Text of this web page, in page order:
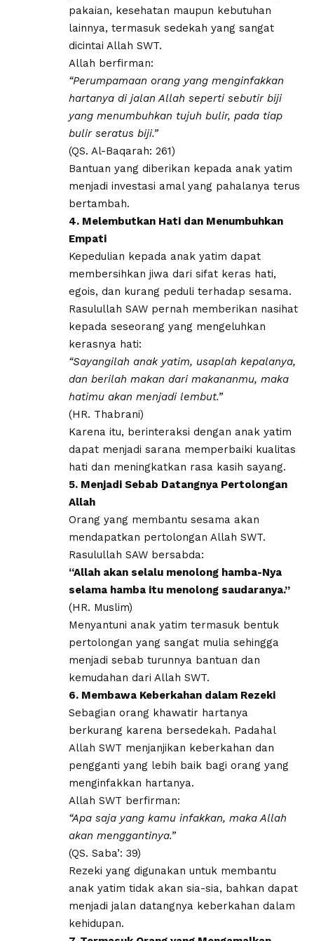
pakaian, kesehatan maupun kebutuhan
lainnya, termasuk sedekah yang sangat
dicintai Allah SWT.
Allah berfirman:
“Perumpamaan orang yang menginfakkan
hartanya di jalan Allah seperti sebutir biji
yang menumbuhkan tujuh bulir, pada tiap
bulir seratus biji.”
(QS. Al-Baqarah: 261)
Bantuan yang diberikan kepada anak yatim
menjadi investasi amal yang pahalanya terus
bertambah.
4. Melembutkan Hati dan Menumbuhkan
Empati
Kepedulian kepada anak yatim dapat
membersihkan jiwa dari sifat keras hati,
egois, dan kurang peduli terhadap sesama.
Rasulullah SAW pernah memberikan nasihat
kepada seseorang yang mengeluhkan
kerasnya hati:
“Sayangilah anak yatim, usaplah kepalanya,
dan berilah makan dari makananmu, maka
hatimu akan menjadi lembut.”
(HR. Thabrani)
Karena itu, berinteraksi dengan anak yatim
dapat menjadi sarana memperbaiki kualitas
hati dan meningkatkan rasa kasih sayang.
5. Menjadi Sebab Datangnya Pertolongan
Allah
Orang yang membantu sesama akan
mendapatkan pertolongan Allah SWT.
Rasulullah SAW bersabda:
“Allah akan selalu menolong hamba-Nya
selama hamba itu menolong saudaranya.”
(HR. Muslim)
Menyantuni anak yatim termasuk bentuk
pertolongan yang sangat mulia sehingga
menjadi sebab turunnya bantuan dan
kemudahan dari Allah SWT.
6. Membawa Keberkahan dalam Rezeki
Sebagian orang khawatir hartanya
berkurang karena bersedekah. Padahal
Allah SWT menjanjikan keberkahan dan
pengganti yang lebih baik bagi orang yang
menginfakkan hartanya.
Allah SWT berfirman:
“Apa saja yang kamu infakkan, maka Allah
akan menggantinya.”
(QS. Saba’: 39)
Rezeki yang digunakan untuk membantu
anak yatim tidak akan sia-sia, bahkan dapat
menjadi jalan datangnya keberkahan dalam
kehidupan.